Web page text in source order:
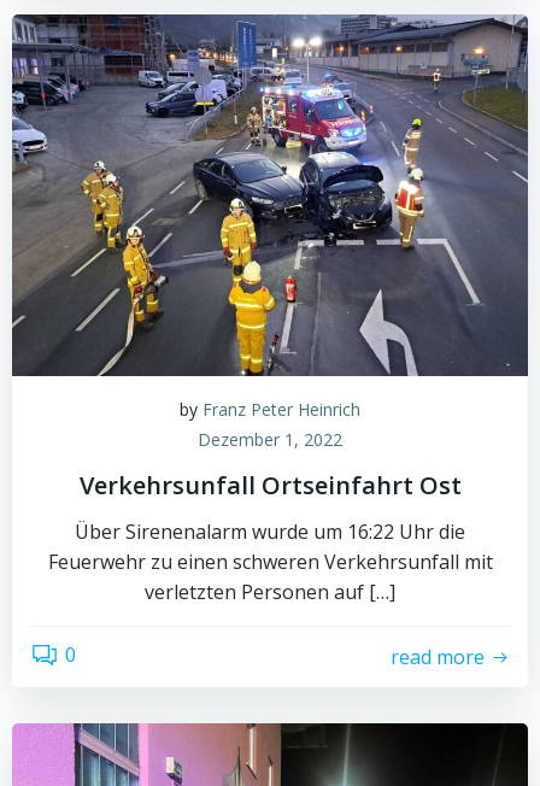
by Franz Peter Heinrich
Dezember 1, 2022
Verkehrsunfall Ortseinfahrt Ost
Über Sirenenalarm wurde um 16:22 Uhr die
Feuerwehr zu einen schweren Verkehrsunfall mit
verletzten Personen auf […]
0 read more